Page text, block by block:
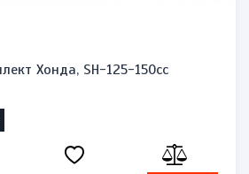
Хонда, SH-125-150cc